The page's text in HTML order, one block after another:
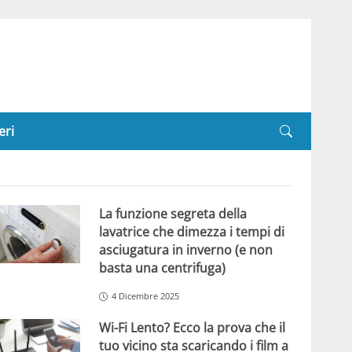
La funzione segreta della
lavatrice che dimezza i tempi di
asciugatura in inverno (e non
basta una centrifuga)
4 Dicembre 2025
Wi-Fi Lento? Ecco la prova che il
tuo vicino sta scaricando i film a